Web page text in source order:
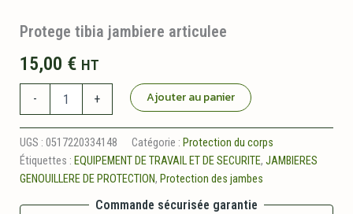
Protege tibia jambiere articulee
15,00 € HT
-
tibia
jambiere
articulee
+ Ajouter au panier
UGS : 0517220334148 Catégorie : Protection du corps
Étiquettes : EQUIPEMENT DE TRAVAIL ET DE SECURITE, JAMBIERES
GENOUILLERE DE PROTECTION, Protection des jambes
Commande sécurisée garantie